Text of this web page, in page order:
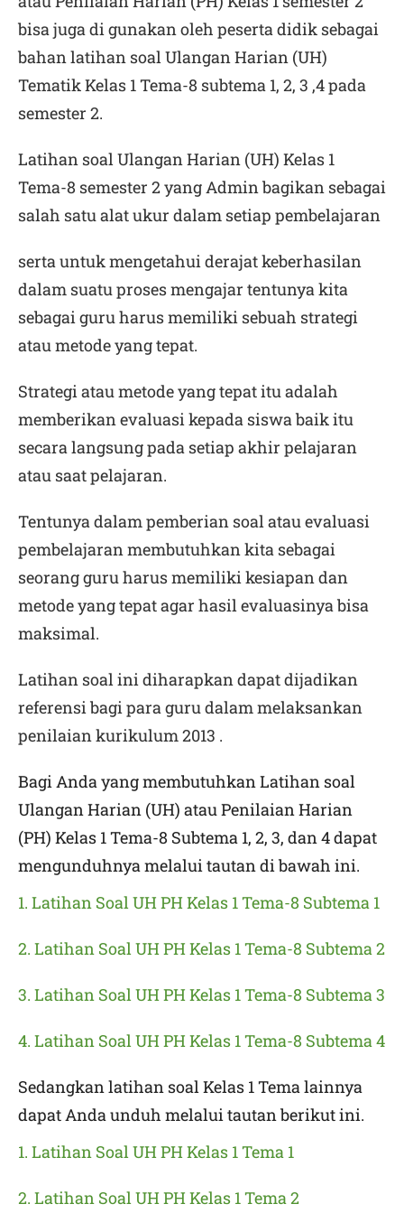
bisa juga di gunakan oleh peserta didik sebagai
bahan latihan soal Ulangan Harian (UH)
Tematik Kelas 1 Tema-8 subtema 1, 2, 3 ,4 pada
semester 2.
Latihan soal Ulangan Harian (UH) Kelas 1
Tema-8 semester 2yang Admin bagikan sebagai
salah satu alat ukur dalam setiap pembelajaran
serta untuk mengetahui derajat keberhasilan
dalam suatu proses mengajar tentunya kita
sebagai guru harus memiliki sebuah strategi
atau metode yang tepat.
Strategi atau metode yang tepat itu adalah
memberikan evaluasi kepada siswa baik itu
secara langsung pada setiap akhir pelajaran
atau saat pelajaran.
Tentunya dalam pemberian soal atau evaluasi
pembelajaran membutuhkan kita sebagai
seorang guru harus memiliki kesiapan dan
metode yang tepat agar hasil evaluasinya bisa
maksimal.
Latihan soal ini diharapkan dapat dijadikan
referensi bagi para guru dalam melaksankan
penilaian kurikulum 2013 .
Bagi Anda yang membutuhkan Latihan soal
Ulangan Harian (UH) atau Penilaian Harian
(PH) Kelas 1 Tema-8 Subtema 1, 2, 3, dan 4 dapat
mengunduhnya melalui tautan di bawah ini.
1. Latihan Soal UH PH Kelas 1 Tema-8 Subtema 1
2. Latihan Soal UH PH Kelas 1 Tema-8 Subtema 2
3. Latihan Soal UH PH Kelas 1 Tema-8 Subtema 3
4. Latihan Soal UH PH Kelas 1 Tema-8 Subtema 4
Sedangkan latihan soal Kelas 1 Tema lainnya
dapat Anda unduh melalui tautan berikut ini.
1. Latihan Soal UH PH Kelas 1 Tema 1
2. Latihan Soal UH PH Kelas 1 Tema 2